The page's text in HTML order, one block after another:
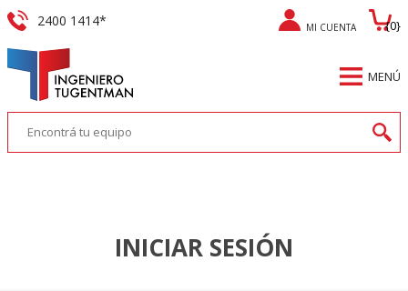
MENÚ
2400 1414* MI CUENTA {0}
INICIAR SESIÓN